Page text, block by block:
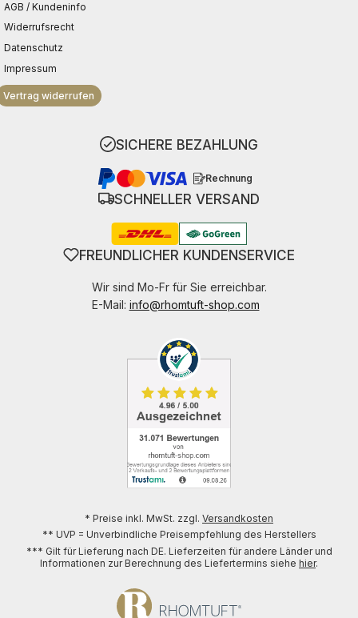
AGB / Kundeninfo
Widerrufsrecht
Datenschutz
Impressum
Vertrag widerrufen
SICHERE BEZAHLUNG
Rechnung
SCHNELLER VERSAND
FREUNDLICHER KUNDENSERVICE
Wir sind Mo-Fr für Sie erreichbar.
E-Mail: info@rhomtuft-shop.com
* Preise inkl. MwSt. zzgl. Versandkosten
** UVP = Unverbindliche Preisempfehlung des Herstellers
*** Gilt für Lieferung nach DE. Lieferzeiten für andere Länder und
Informationen zur Berechnung des Liefertermins siehe hier.